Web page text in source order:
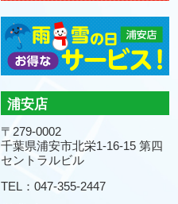
浦安店
〒279-0002
千葉県浦安市北栄1-16-15 第四
セントラルビル
TEL：047-355-2447